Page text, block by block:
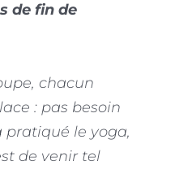
de fin de
chacun
: pas besoin
pratiqué le yoga,
de venir tel